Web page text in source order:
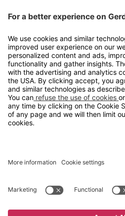
Kontakt
info@gerdmans.no
67 80 56 20
Åpningstid
Hverdager 08:00-16:00